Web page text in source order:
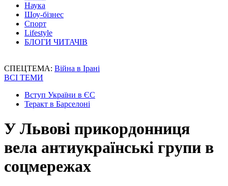
Наука
Шоу-бізнес
Спорт
Lifestyle
БЛОГИ ЧИТАЧІВ
СПЕЦТЕМА: Війна в Ірані
ВСІ ТЕМИ
Вступ України в ЄС
Теракт в Барселоні
У Львові прикордонниця
вела антиукраїнські групи в
соцмережах